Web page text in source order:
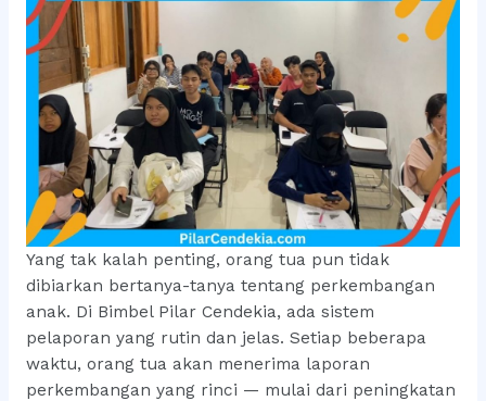
Yang tak kalah penting, orang tua pun tidak
dibiarkan bertanya-tanya tentang perkembangan
anak. Di Bimbel Pilar Cendekia, ada sistem
pelaporan yang rutin dan jelas. Setiap beberapa
waktu, orang tua akan menerima laporan
perkembangan yang rinci — mulai dari peningkatan